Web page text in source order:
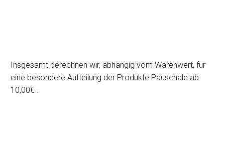
Insgesamt berechnen wir, abhängig vom Warenwert, für
eine besondere Aufteilung der Produkte Pauschale ab
10,00€ .